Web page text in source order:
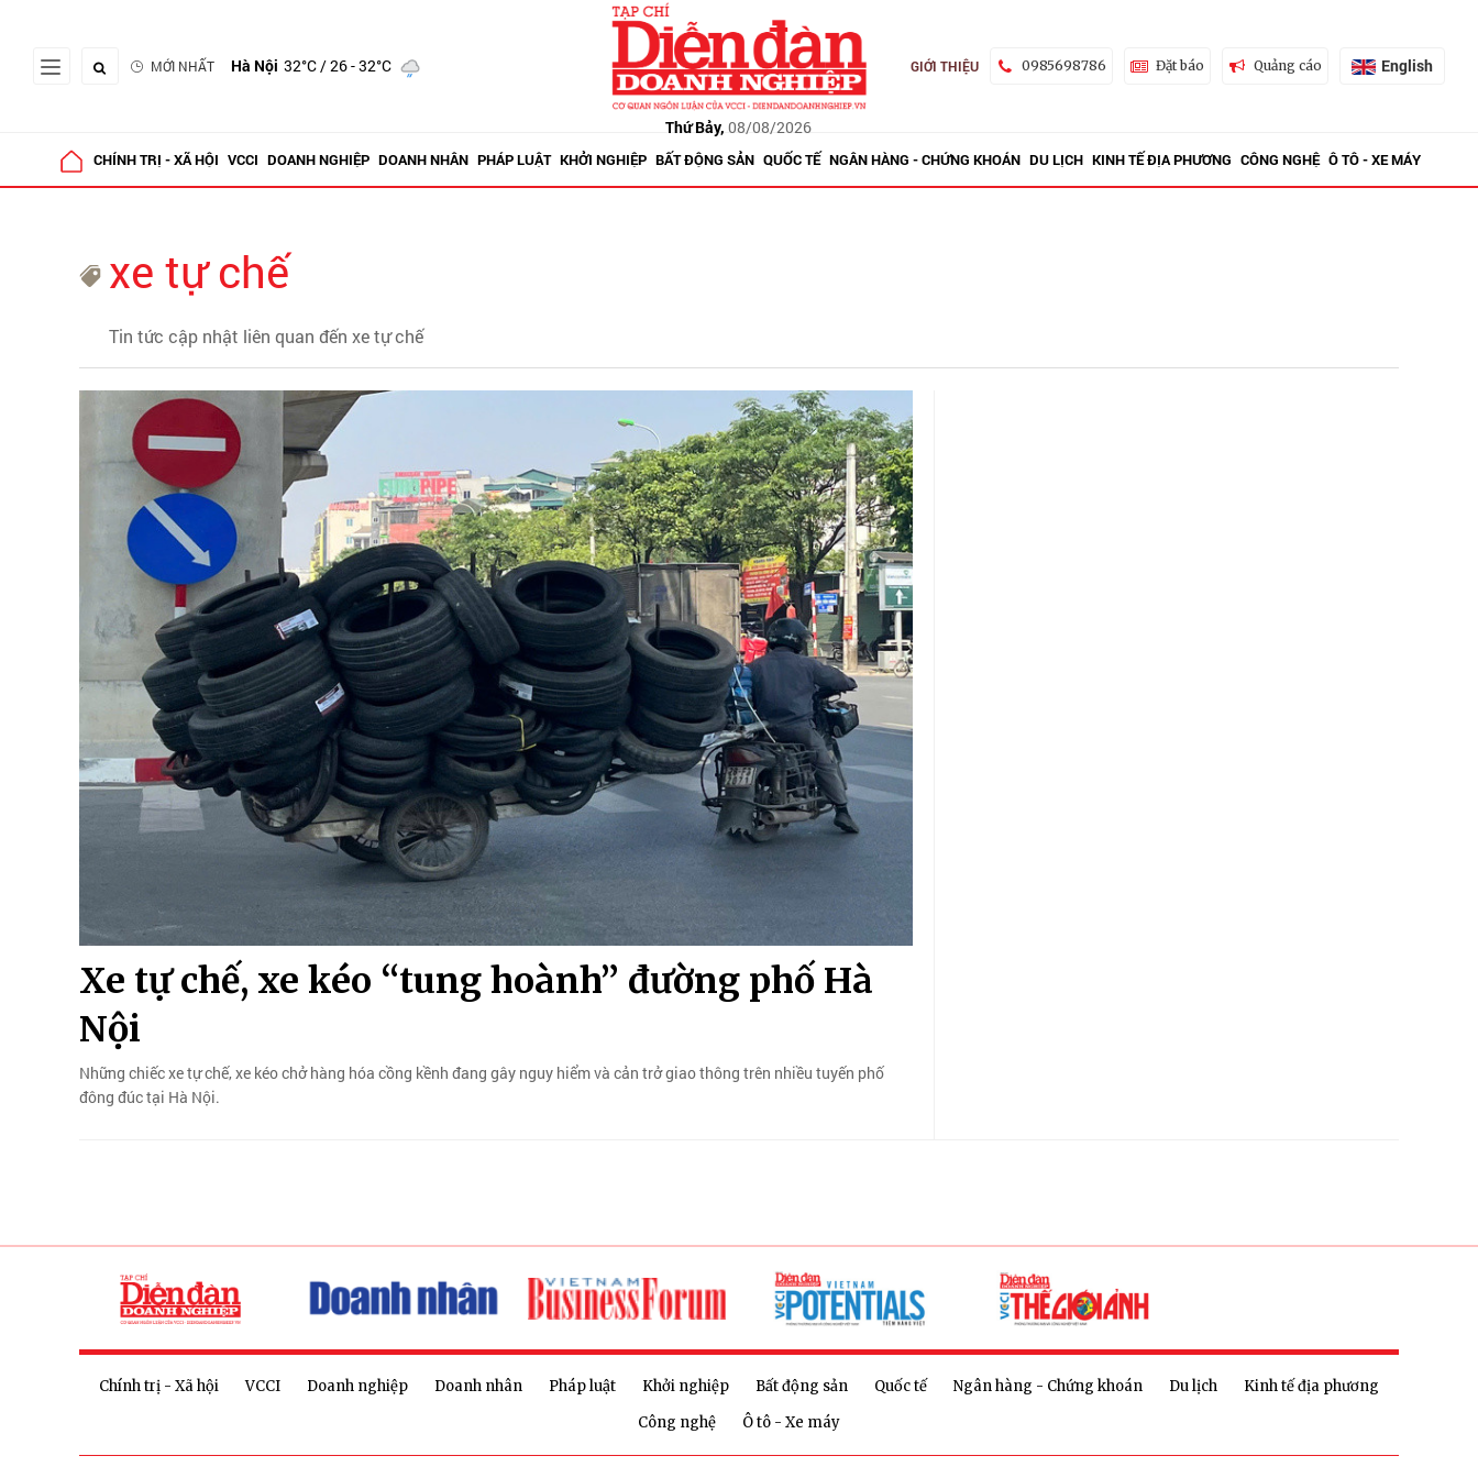
MỚI NHẤT Hà Nội 32°C/ 26 - 32°C
Thứ Bảy, 08/08/2026
GIỚI THIỆU 0985698786 Đặt báo Quảng cáo English
CHÍNH TRỊ - XÃ HỘI VCCI DOANH NGHIỆP DOANH NHÂN PHÁP LUẬT KHỞI NGHIỆP BẤT ĐỘNG SẢN QUỐC TẾ NGÂN HÀNG - CHỨNG KHOÁN DU LỊCH KINH TẾ ĐỊA PHƯƠNG CÔNG NGHỆ Ô TÔ - XE MÁY
xe tự chế
Tin tức cập nhật liên quan đến xe tự chế
Xe tự chế, xe kéo “tung hoành” đường phố Hà
Nội
Những chiếc xe tự chế, xe kéo chở hàng hóa cồng kềnh đang gây nguy hiểm và cản trở giao thông trên nhiều tuyến phố
đông đúc tại Hà Nội.
Chính trị - Xã hội VCCI Doanh nghiệp Doanh nhân Pháp luật Khởi nghiệp Bất động sản Quốc tế Ngân hàng - Chứng khoán Du lịch
Kinh tế địa phương
Công nghệ
Ô tô - Xe máy